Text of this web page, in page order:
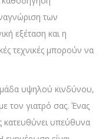
των
εξέταση και η
τεχνικές μπορούν να
υψηλού κινδύνου,
τον γιατρό σας. Ένας
κατευθύνει υπεύθυνα